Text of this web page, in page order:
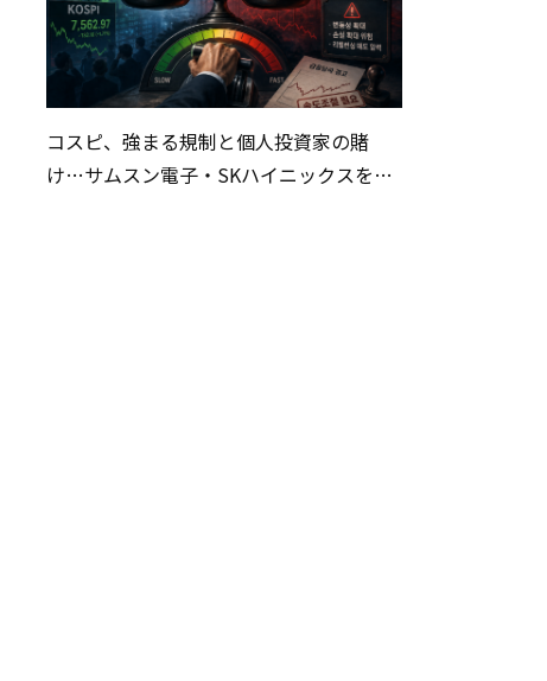
コスピ、強まる規制と個人投資家の賭
け…サムスン電子・SKハイニックスを巡